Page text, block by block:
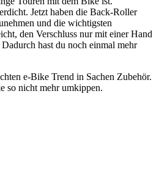
Jetzt haben die Back-Roller
und die wichtigsten
den Verschluss nur mit einer Hand
hast du noch einmal mehr
e-Bike Trend in Sachen Zubehör.
so nicht mehr umkippen.